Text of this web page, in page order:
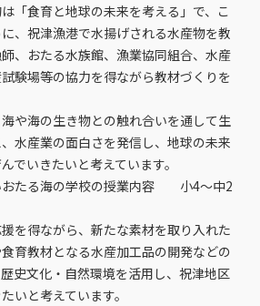
「食育と地球の未来を考える」で、こ
、祝津漁港で水揚げされる水産物を教
、おたる水族館、漁業協同組合、水産
験場等の協力を得ながら教材づくりを
や海の生き物との触れ合いを通して生
水産業の面白さを発信し、地球の未来
でいきたいと考えています。
おたる海の学校の授業内容 小4～中2
を得ながら、新たな素材を取り入れた
育教材となる水産加工品の開発などの
史文化・自然環境を活用し、祝津地区
いと考えています。